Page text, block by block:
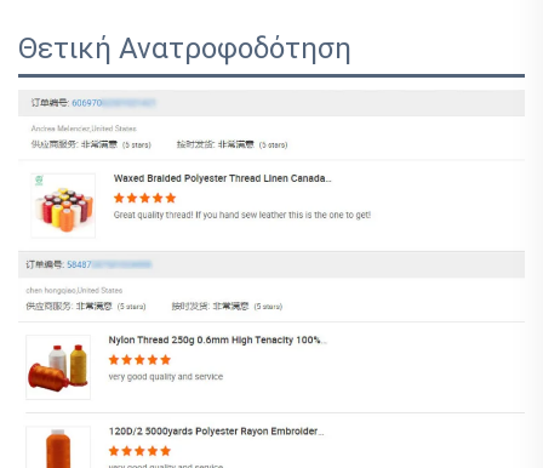
Θετική Ανατροφοδότηση